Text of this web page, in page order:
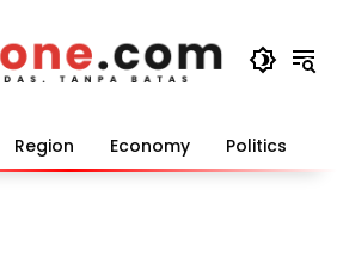
Region Economy Politics